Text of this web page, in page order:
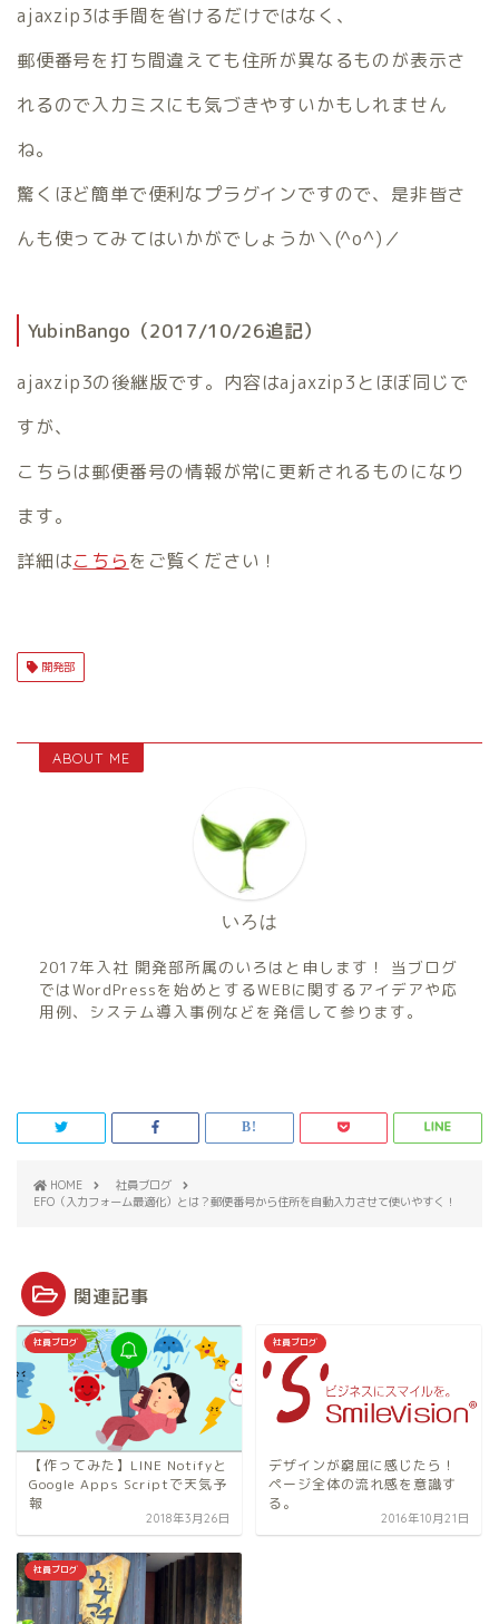
ajaxzip3は手間を省けるだけではなく、
郵便番号を打ち間違えても住所が異なるものが表示さ
れるので入力ミスにも気づきやすいかもしれません
ね。
驚くほど簡単で便利なプラグインですので、是非皆さ
んも使ってみてはいかがでしょうか＼(^o^)／
YubinBango（2017/10/26追記）
ajaxzip3の後継版です。内容はajaxzip3とほぼ同じで
すが、
こちらは郵便番号の情報が常に更新されるものになり
ます。
詳細はこちらをご覧ください！
開発部
ABOUT ME
いろは
2017年入社 開発部所属のいろはと申します！ 当ブログ
ではWordPressを始めとするWEBに関するアイデアや応
用例、システム導入事例などを発信して参ります。
HOME
社員ブログ
EFO（入力フォーム最適化）とは？郵便番号から住所を自動入力させて使いやすく！
関連記事
社員ブログ
【作ってみた】LINE Notifyと
Google Apps Scriptで天気予
報
2018年3月26日
社員ブログ
デザインが窮屈に感じたら！
ページ全体の流れ感を意識す
る。
2016年10月21日
社員ブログ